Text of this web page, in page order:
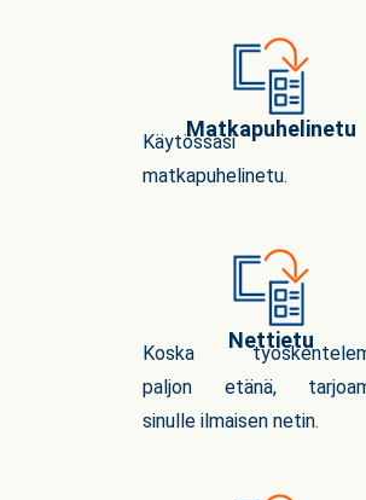
Matkapuhelinetu
Käytössäsi
matkapuhelinetu.
Nettietu
Koska
paljon etänä,
sinulle ilmaisen netin.